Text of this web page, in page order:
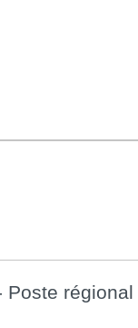
Poste régional